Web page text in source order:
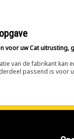
voor uw Cat uitrusting,
van de fabrikant
passend is voor